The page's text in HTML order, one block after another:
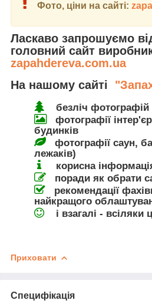
Фото, ціни на сайті:
Ласкаво запрошуємо
головний сайт
zapahdereva.com.ua
На нашому сайті
безліч фотографій
фотографії
будинків
фотографії саун,
лежаків)
корисна
поради як обрати
рекомендації
найкращого
і взагалі - всіляки
Приховати
Специфікація